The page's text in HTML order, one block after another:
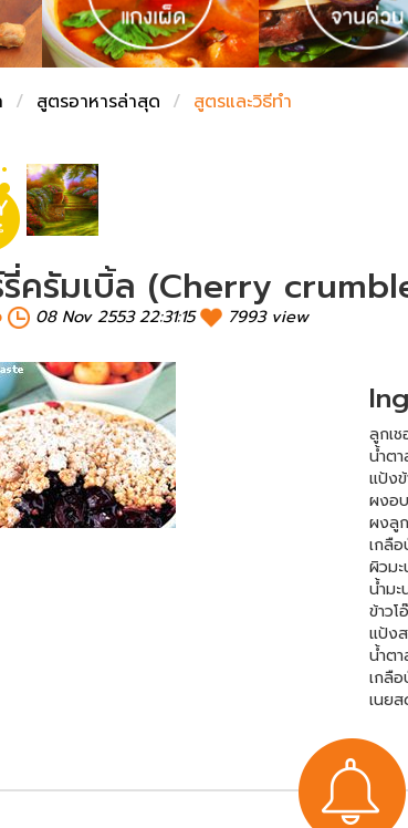
สูตรอาหารล่าสุด สูตรและวิธีทำ
รี่ครัมเบิ้ล (Cherry
08 Nov 2553 22:31:15 7993 view
ลูกเ
น้ำต
แป้ง
ผงอ
ผงลู
เกลื
ผิวม
น้ำมะ
ข้าว
แป้ง
น้ำต
เกลื
เนย